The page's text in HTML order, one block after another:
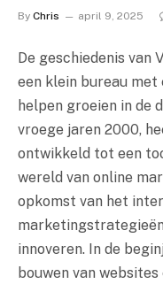
By Chris april 9, 2025
De geschiedenis van
een klein bureau met
helpen groeien in de
vroege jaren 2000,
ontwikkeld tot een
wereld van online
opkomst van het
innoveren. In de
bouwen van